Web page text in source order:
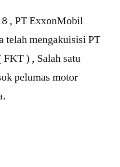
, PT ExxonMobil
telah mengakuisisi PT
) , Salah satu
pelumas motor